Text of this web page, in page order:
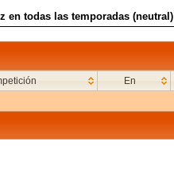
en todas las temporadas (neutral)
En